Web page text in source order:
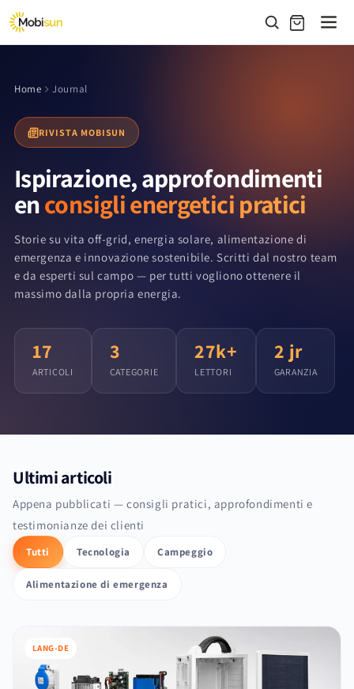
direttamente
ai contenuti
Home Journal
RIVISTA MOBISUN
Ispirazione, approfondimenti
enconsigli energetici pratici
Storie su vita off-grid, energia solare, alimentazione di
emergenza e innovazione sostenibile. Scritti dal nostro team
e da esperti sul campo — per tutti vogliono ottenere il
massimo dalla propria energia.
17
ARTICOLI
3
CATEGORIE
27k+
LETTORI
2 jr
GARANZIA
Ultimi articoli
Appena pubblicati — consigli pratici, approfondimenti e
testimonianze dei clienti
Tutti Tecnologia Campeggio
Alimentazione di emergenza
LANG-DE